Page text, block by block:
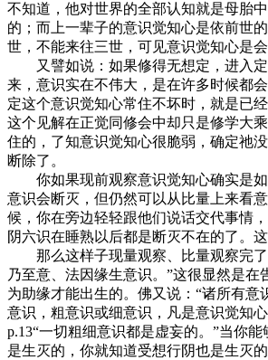
不知道，他对世界的全部认知就是母胎
的；而上一辈子的意识觉知心是依前世
世，不能来往三世，可见意识觉知心是会
又譬如说：如果修得无想定，进入定
来，意识实在不伟大，是在许多时候都
定这个意识觉知心常住不坏时，就是已
这个见解在正觉同修会中却只是修学大
住的，了知意识觉知心很脆弱，确定祂
断除了。
你如果现前观察意识觉知心确实是如
意识会断灭，但仍然可以从比量上来看
候，你在旁边轻轻跟他们说话交代事情
阴六识在睡熟以后都是断灭不在的了。
那么这样子现量观察、比量观察完了
乃至意、法因缘生意识。”这很显然是
为助缘才能出生的。佛又说：“诸所有
意识，粗意识或细意识，凡是意识觉知
p.13“一切粗细意识都是虚妄的。”当你
是生灭的，你就知道受想行阴也是生灭